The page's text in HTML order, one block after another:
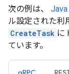
次の例は、 Java
ル設定された利
CreateTask に
ています。